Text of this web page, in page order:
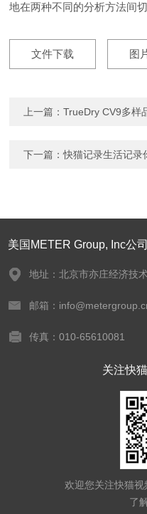
地在两种不同的分析方法间切换
文件下载 图
上一篇：TrueDry CV9多样
下一篇：快猫记录生活记录
美国METER Group, Inc公
地址：北京市亦庄经
邮箱：
传真：010-65610081
关注快
欢迎您关注快猫
了